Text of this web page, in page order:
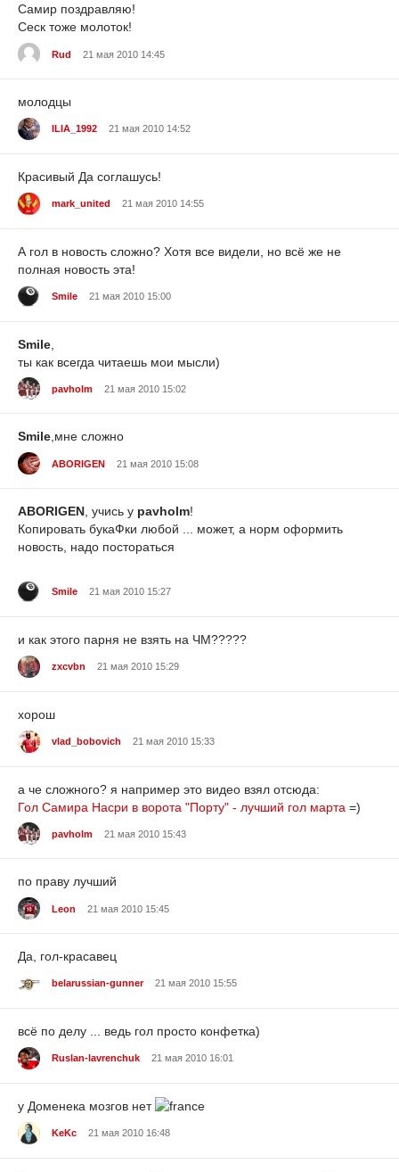
Самир поздравляю!
Сеск тоже молоток!
Rud 21 мая 2010 14:45
молодцы
ILIA_1992 21 мая 2010 14:52
Красивый Да соглашусь!
mark_united 21 мая 2010 14:55
А гол в новость сложно? Хотя все видели, но всё же не
полная новость эта!
Smile 21 мая 2010 15:00
Smile
ты как всегда читаешь мои мысли)
pavholm 21 мая 2010 15:02
Smile,мне сложно
ABORIGEN 21 мая 2010 15:08
ABORIGEN, учись у pavholm!
Копировать букаФки любой ... может, а норм оформить
новость, надо постораться
Smile 21 мая 2010 15:27
и как этого парня не взять на ЧМ?????
zxcvbn 21 мая 2010 15:29
хорош
vlad_bobovich 21 мая 2010 15:33
а че сложного? я например это видео взял отсюда:
Гол Самира Насри в ворота "Порту" - лучший гол марта =)
pavholm 21 мая 2010 15:43
по праву лучший
Leon 21 мая 2010 15:45
Да, гол-красавец
belarussian-gunner 21 мая 2010 15:55
всё по делу ... ведь гол просто конфетка)
Ruslan-lavrenchuk 21 мая 2010 16:01
у Доменека мозгов нет
KeKc 21 мая 2010 16:48